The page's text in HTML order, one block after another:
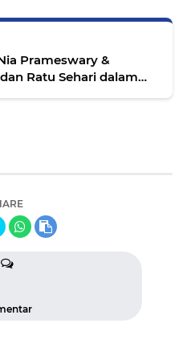
Prameswary &
Ratu Sehari dalam